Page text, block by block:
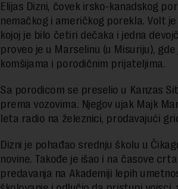
Elijas Dizni, čovek irsko-kanadskog
nemačkog i američkog porekla. Volt
kojoj je bilo četiri dečaka i jedna
proveo je u Marselinu (u Misuriju),
komšijama i porodičnim prijateljima.
Sa porodicom se preselio u Kanzas
prema vozovima. Njegov ujak Majk
leta radio na železnici, prodavajući
Dizni je pohađao srednju školu u
novine. Takođe je išao i na časove
predavanja na Akademiji lepih